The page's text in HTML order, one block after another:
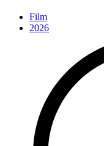
Film
2026